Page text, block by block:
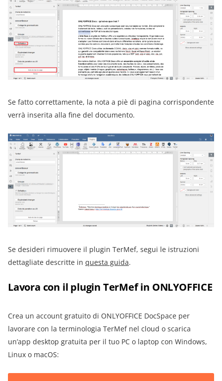
Se fatto correttamente, la nota a piè di pagina corrispondente
verrà inserita alla fine del documento.
Se desideri rimuovere il plugin TerMef, segui le istruzioni
dettagliate descritte in questa guida.
Lavora con il plugin TerMef in ONLYOFFICE
Crea un account gratuito di ONLYOFFICE DocSpace per
lavorare con la terminologia TerMef nel cloud o scarica
un’app desktop gratuita per il tuo PC o laptop con Windows,
Linux o macOS: